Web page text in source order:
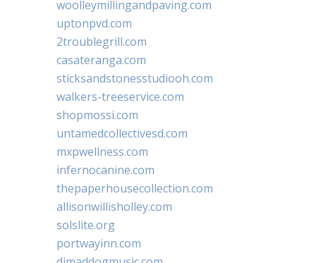
woolleymillingandpaving.com
uptonpvd.com
2troublegrill.com
casateranga.com
sticksandstonesstudiooh.com
walkers-treeservice.com
shopmossi.com
untamedcollectivesd.com
mxpwellness.com
infernocanine.com
thepaperhousecollection.com
allisonwillisholley.com
solslite.org
portwayinn.com